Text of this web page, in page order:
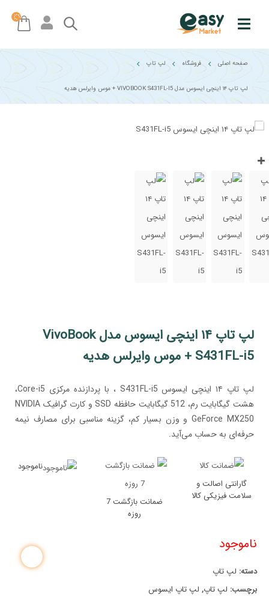
صفحه اصلی فروشگاه لپ تاپ
لپ تاپ ۱۴ اینچی ایسوس مدل VIVOBOOK S431FL-I5 + موس وایرلس هدیه
لپ تاپ ۱۴ اینچی ایسوس مدل VivoBook
S431FL-i5 + موس وایرلس هدیه
لپ تاپ ۱۴ اینچی ایسوس S431FL-i5 ، با پردازنده مرکزی Core-i5،
هشت گیگابایت رم، 512 گیگابایت حافظه SSD و کارت گرافیک NVIDIA
GeForce MX250 و وزن بسیار کم، گزینه مناسبی برای مصارف نیمه
حرفه‌ای به حساب می‌آید.
گارانتی اصالت و
سلامت فیزیکی کالا
ضمانت بازگشت 7
روزه
ناموجود
ناموجود
دسته: لپ تاپ
برچسب: لپ تاپ, لپ تاپ ایسوس